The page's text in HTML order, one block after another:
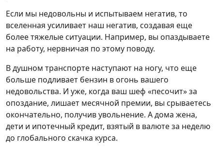
Если мы недовольны и испытываем негатив, то
вселенная усиливает наш негатив, создавая еще
более тяжелые ситуации. Например, вы опаздываете
на работу, нервничая по этому поводу.
В душном транспорте наступают на ногу, что еще
больше подливает бензин в огонь вашего
недовольства. И уже, когда ваш шеф «песочит» за
опоздание, лишает месячной премии, вы срываетесь
окончательно, получив увольнение. А дома жена,
дети и ипотечный кредит, взятый в валюте за неделю
до глобального скачка курса.